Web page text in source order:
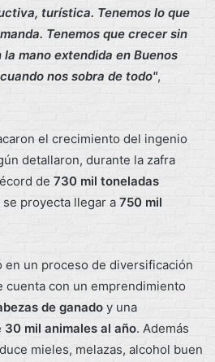
turística. Tenemos lo que
Tenemos que crecer sin
mano extendida en Buenos
nos sobra de todo",
el crecimiento del ingenio
detallaron, durante la zafra
de 730 mil toneladas
proyecta llegar a 750 mil
en un proceso de diversificación
cuenta con un emprendimiento
de ganado y una
30 mil animales al año. Además
mieles, melazas, alcohol buen